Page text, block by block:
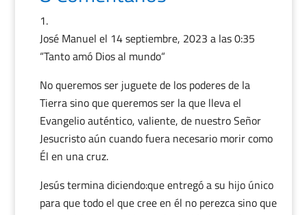
José Manuel el 14 septiembre, 2023 a las 0:35
“Tanto amó Dios al mundo“
No queremos ser juguete de los poderes de la
Tierra sino que queremos ser la que lleva el
Evangelio auténtico, valiente, de nuestro Señor
Jesucristo aún cuando fuera necesario morir como
Él en una cruz.
Jesús termina diciendo:que entregó a su hijo único
para que todo el que cree en él no perezca sino que